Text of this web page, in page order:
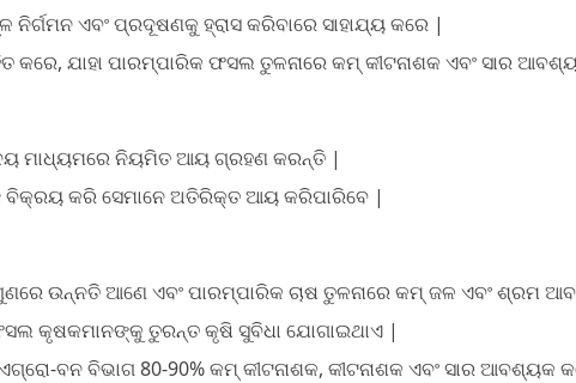
ନିର୍ଗମନ ଏବଂ ପ୍ରଦୂଷଣକୁ ହ୍ରାସ କରିବାରେ ସାହାଯ୍ୟ କରେ |
କରେ, ଯାହା ପାରମ୍ପାରିକ ଫସଲ ତୁଳନାରେ କମ୍ କୀଟନାଶକ ଏବଂ ସାର
ମାଧ୍ୟମରେ ନିୟମିତ ଆୟ ଗ୍ରହଣ କରନ୍ତି |
ବିକ୍ରୟ କରି ସେମାନେ ଅତିରିକ୍ତ ଆୟ କରିପାରିବେ |
ଉନ୍ନତି ଆଣେ ଏବଂ ପାରମ୍ପାରିକ ଚାଷ ତୁଳନାରେ କମ୍ ଜଳ ଏବଂ ଶ୍ରମ
କୃଷକମାନଙ୍କୁ ତୁରନ୍ତ କୃଷି ସୁବିଧା ଯୋଗାଇଥାଏ |
ବନ ବିଭାଗ 80-90% କମ୍ କୀଟନାଶକ, କୀଟନାଶକ ଏବଂ ସାର ଆବଶ୍ୟକ